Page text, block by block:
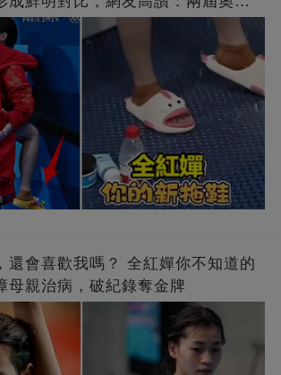
還會喜歡我嗎？ 全紅嬋你不知道的
母親治病，破紀錄奪金牌